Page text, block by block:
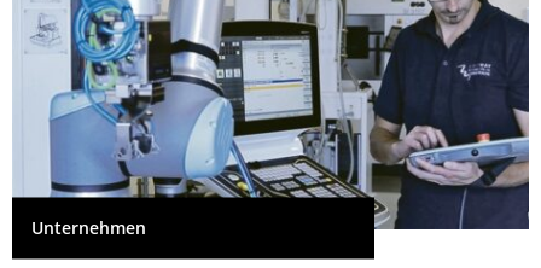
Unternehmen